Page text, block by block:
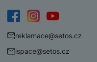
reklamace@setos.cz
ispace@setos.cz